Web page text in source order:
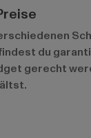
du
gerecht